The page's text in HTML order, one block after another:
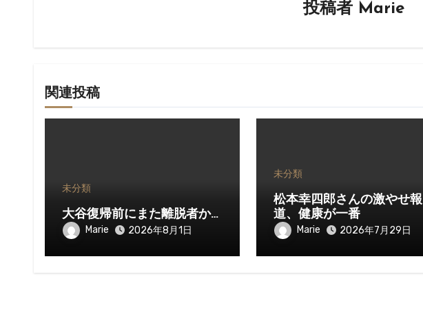
投稿者 Marie
関連投稿
未分類
大谷復帰前にまた離脱者か…
Marie 2026年8月1日
未分類
松本幸四郎さんの激やせ報
道、健康が一番
Marie 2026年7月29日